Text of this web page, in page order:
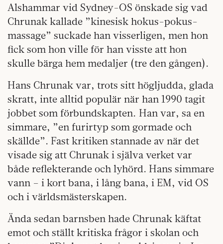
Alshammar vid Sydney-OS önskade sig vad
Chrunak kallade ”kinesisk hokus-pokus-
massage” suckade han visserligen, men hon
fick som hon ville för han visste att hon
skulle bärga hem medaljer (tre den gången).
Hans Chrunak var, trots sitt högljudda, glada
skratt, inte alltid populär när han 1990 tagit
jobbet som förbundskapten. Han var, sa en
simmare, ”en furirtyp som gormade och
skällde”. Fast kritiken stannade av när det
visade sig att Chrunak i själva verket var
både reflekterande och lyhörd. Hans simmare
vann – i kort bana, i lång bana, i EM, vid OS
och i världsmästerskapen.
Ända sedan barnsben hade Chrunak käftat
emot och ställt kritiska frågor i skolan och